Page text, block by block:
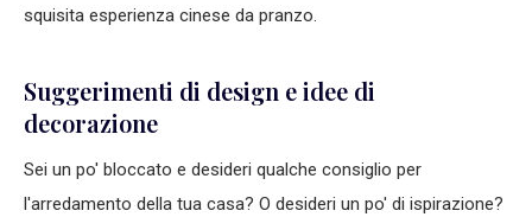
squisita esperienza cinese da pranzo.
Suggerimenti di design e idee di
decorazione
Sei un po' bloccato e desideri qualche consiglio per
l'arredamento della tua casa? O desideri un po' di ispirazione?